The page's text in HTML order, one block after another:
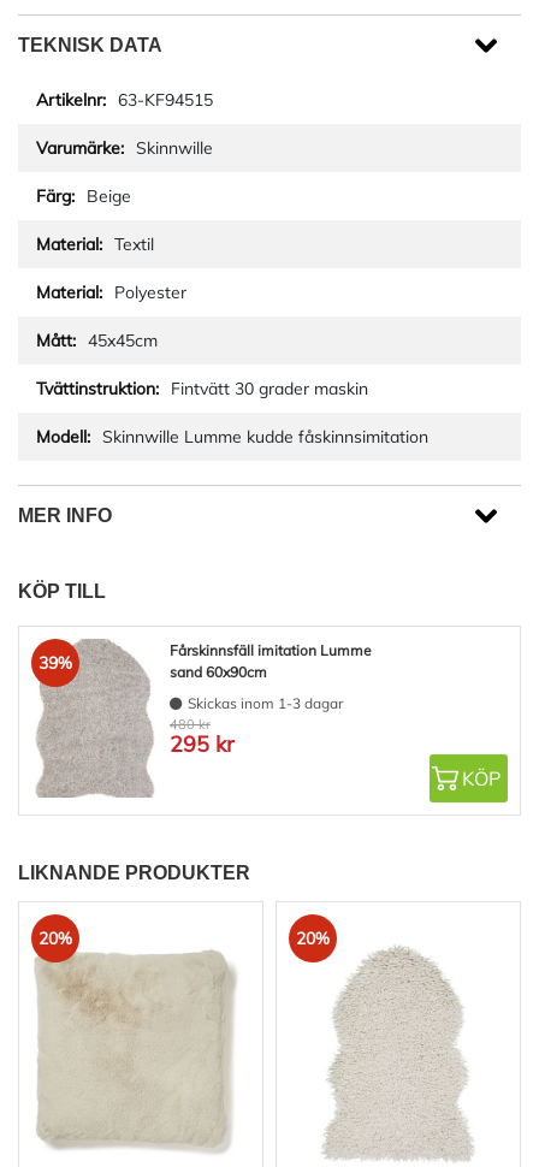
TEKNISK DATA
63-KF94515
Skinnwille
Beige
Textil
Polyester
45x45cm
Fintvätt 30 grader maskin
Skinnwille Lumme kudde fåskinnsimitation
MER INFO
KÖP TILL
39%
Fårskinnsfäll imitation Lumme
sand 60x90cm
Skickas inom 1-3 dagar
480 kr
295 kr
KÖP
LIKNANDE PRODUKTER
20% 20%